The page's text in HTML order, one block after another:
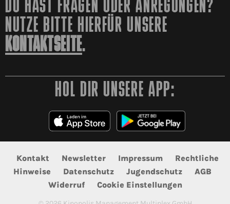
DU HAST FRAGEN ODER ANREGUNGEN?
NUTZE BITTE HIERFÜR UNSERE
KONTAKTSEITE.
HOL DIR UNSERE APP:
Kontakt Newsletter Impressum
Rechtliche
Hinweise
Datenschutz Jugendschutz
AGB
Widerruf
Cookie Einstellungen